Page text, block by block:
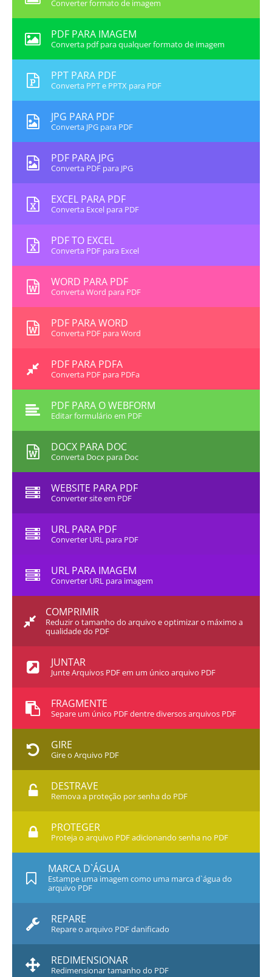
Converter formato de imagem
PDF PARA IMAGEM
Converta pdf para qualquer formato de imagem
PPT PARA PDF
Converta PPT e PPTX para PDF
JPG PARA PDF
Converta JPG para PDF
PDF PARA JPG
Converta PDF para JPG
EXCEL PARA PDF
Converta Excel para PDF
PDF TO EXCEL
Converta PDF para Excel
WORD PARA PDF
Converta Word para PDF
PDF PARA WORD
Converta PDF para Word
PDF PARA PDFA
Converta PDF para PDFa
PDF PARA O WEBFORM
Editar formulário em PDF
DOCX PARA DOC
Converta Docx para Doc
WEBSITE PARA PDF
Converter site em PDF
URL PARA PDF
Converter URL para PDF
URL PARA IMAGEM
Converter URL para imagem
COMPRIMIR
Reduzir o tamanho do arquivo e optimizar o máximo a
qualidade do PDF
JUNTAR
Junte Arquivos PDF em um único arquivo PDF
FRAGMENTE
Separe um único PDF dentre diversos arquivos PDF
GIRE
Gire o Arquivo PDF
DESTRAVE
Remova a proteção por senha do PDF
PROTEGER
Proteja o arquivo PDF adicionando senha no PDF
MARCA D`ÁGUA
Estampe uma imagem como uma marca d`água do
arquivo PDF
REPARE
Repare o arquivo PDF danificado
REDIMENSIONAR
Redimensionar tamanho do PDF